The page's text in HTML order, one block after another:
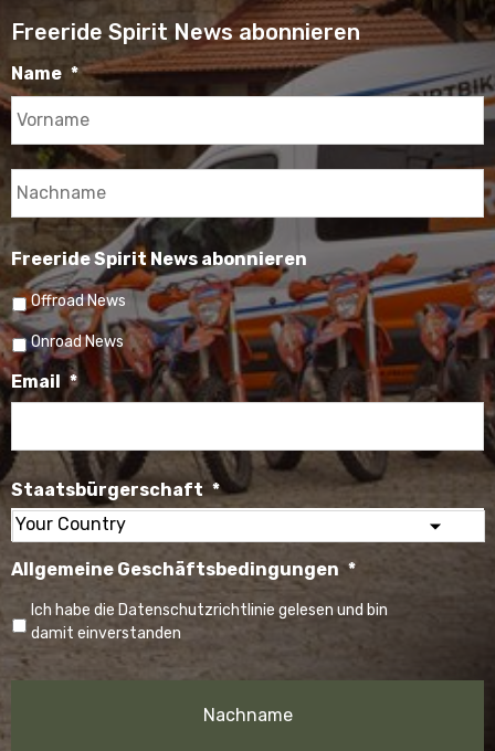
Freeride Spirit News abonnieren
Name *
Freeride Spirit News abonnieren
Offroad News
Onroad News
Email *
Staatsbürgerschaft *
Select
your
Allgemeine Geschäftsbedingungen *
Ich habe die Datenschutzrichtlinie gelesen und bin
damit einverstanden